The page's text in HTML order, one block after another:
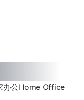
办公Home Office